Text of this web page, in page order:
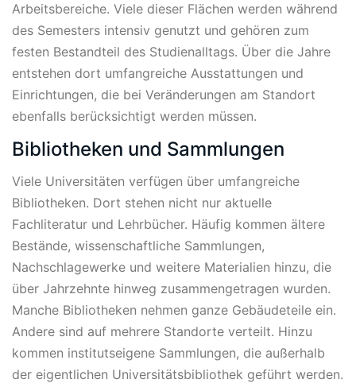
Arbeitsbereiche. Viele dieser Flächen werden während
des Semesters intensiv genutzt und gehören zum
festen Bestandteil des Studienalltags. Über die Jahre
entstehen dort umfangreiche Ausstattungen und
Einrichtungen, die bei Veränderungen am Standort
ebenfalls berücksichtigt werden müssen.
Bibliotheken und Sammlungen
Viele Universitäten verfügen über umfangreiche
Bibliotheken. Dort stehen nicht nur aktuelle
Fachliteratur und Lehrbücher. Häufig kommen ältere
Bestände, wissenschaftliche Sammlungen,
Nachschlagewerke und weitere Materialien hinzu, die
über Jahrzehnte hinweg zusammengetragen wurden.
Manche Bibliotheken nehmen ganze Gebäudeteile ein.
Andere sind auf mehrere Standorte verteilt. Hinzu
kommen institutseigene Sammlungen, die außerhalb
der eigentlichen Universitätsbibliothek geführt werden.